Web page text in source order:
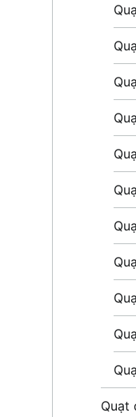
Quạt